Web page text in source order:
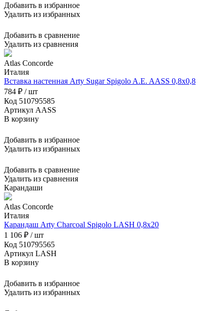
Добавить в избранное
Удалить из избранных
Добавить в сравнение
Удалить из сравнения
Atlas Concorde
Италия
Вставка настенная Arty Sugar Spigolo A.E. AASS 0,8x0,8
784 ₽ / шт
Код 510795585
Артикул AASS
В корзину
Добавить в избранное
Удалить из избранных
Добавить в сравнение
Удалить из сравнения
Карандаши
Atlas Concorde
Италия
Карандаш Arty Charcoal Spigolo LASH 0,8x20
1 106 ₽ / шт
Код 510795565
Артикул LASH
В корзину
Добавить в избранное
Удалить из избранных